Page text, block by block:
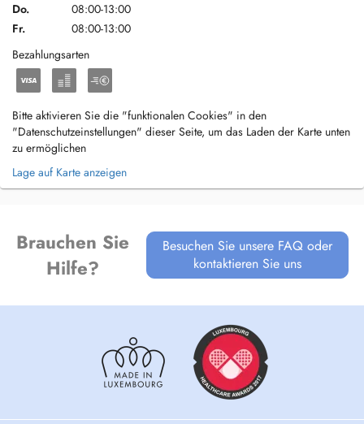
Do.
08:00-13:00
Fr.
08:00-13:00
Bezahlungsarten
Bitte aktivieren Sie die "funktionalen Cookies" in den
"Datenschutzeinstellungen" dieser Seite, um das Laden der Karte unten
zu ermöglichen
Lage auf Karte anzeigen
Brauchen Sie
Hilfe?
Besuchen Sie unsere FAQ oder
kontaktieren Sie uns